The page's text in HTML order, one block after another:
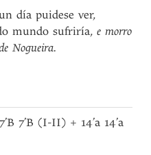
día puidese ver,
mundo sufriría,e morro
Nogueira.
7’B (I-II) + 14’a 14’a